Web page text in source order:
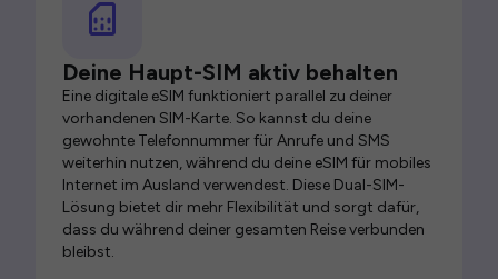
Deine Haupt-SIM aktiv behalten
Eine digitale eSIM funktioniert parallel zu deiner
vorhandenen SIM-Karte. So kannst du deine
gewohnte Telefonnummer für Anrufe und SMS
weiterhin nutzen, während du deine eSIM für mobiles
Internet im Ausland verwendest. Diese Dual-SIM-
Lösung bietet dir mehr Flexibilität und sorgt dafür,
dass du während deiner gesamten Reise verbunden
bleibst.